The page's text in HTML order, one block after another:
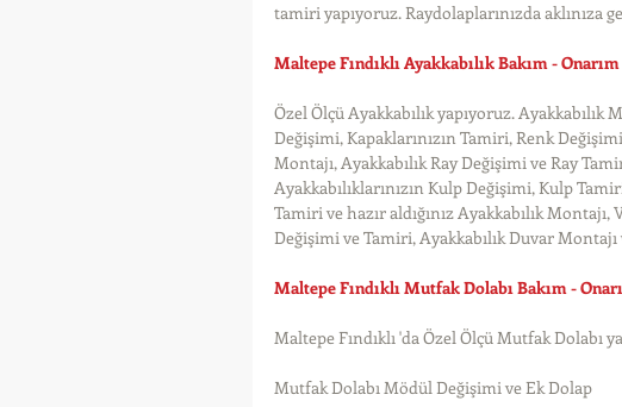
tamiri yapıyoruz. Raydolaplarınızda aklınıza
Maltepe Fındıklı Ayakkabılık Bakım -
Özel Ölçü Ayakkabılık yapıyoruz. Ayakkabılık
Değişimi, Kapaklarınızın Tamiri, Renk
Montajı, Ayakkabılık Ray Değişimi ve Ray
Ayakkabılıklarınızın Kulp Değişimi, Kulp
Tamiri ve hazır aldığınız Ayakkabılık
Değişimi ve Tamiri, Ayakkabılık Duvar
Maltepe Fındıklı Mutfak Dolabı Bakım -
Maltepe Fındıklı 'da Özel Ölçü Mutfak Dolabı
Mutfak Dolabı Mödül Değişimi ve Ek Dolap